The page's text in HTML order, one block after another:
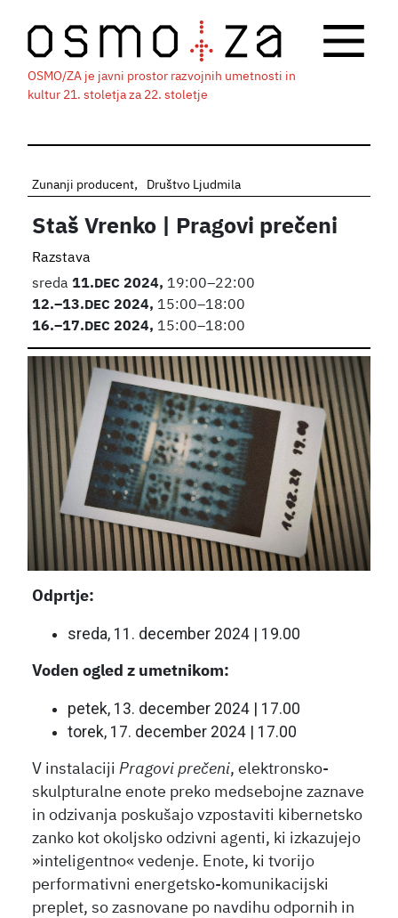
OSMO/ZA je javni prostor razvojnih umetnosti in
kultur 21. stoletja za 22. stoletje
Zunanji producent Društvo Ljudmila
Staš Vrenko | Pragovi prečeni
Razstava
sreda11. DEC2024, 19:00–22:00
12.–13. DEC2024, 15:00–18:00
16.–17. DEC2024, 15:00–18:00
Odprtje:
sreda, 11. december 2024 | 19.00
Voden ogled z umetnikom:
petek, 13. december 2024 | 17.00
torek, 17. december 2024 | 17.00
V instalacijiPragovi prečeni, elektronsko-
skulpturalne enote preko medsebojne zaznave
in odzivanja poskušajo vzpostaviti kibernetsko
zanko kot okoljsko odzivni agenti, ki izkazujejo
»inteligentno« vedenje. Enote, ki tvorijo
performativni energetsko-komunikacijski
preplet, so zasnovane po navdihu odpornih in